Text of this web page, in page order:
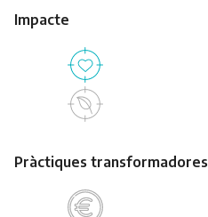
Impacte
Pràctiques transformadores